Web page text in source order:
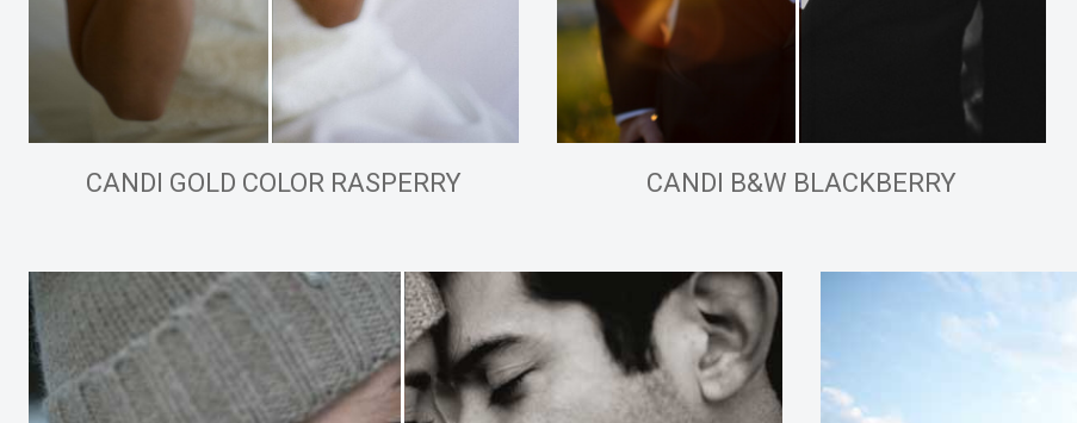
CANDI GOLD COLOR RASPERRY CANDI B&W BLACKBERRY